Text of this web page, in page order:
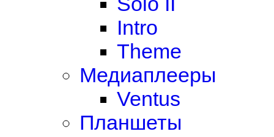
Intro
Theme
Медиаплееры
Ventus
Планшеты